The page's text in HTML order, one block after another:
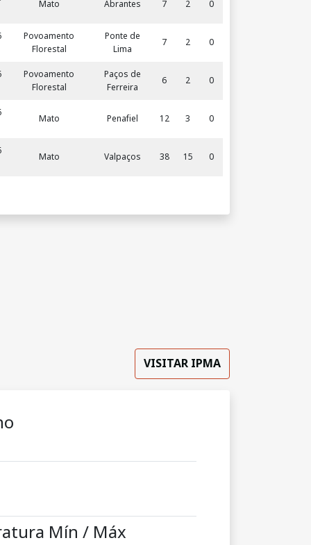
IS
c
a
SA
R
IS
T
O
D
O
S
R
Mato Abrantes 7 2 0
Povoamento
Florestal
Ponte de
Lima
7 2 0
Povoamento
Florestal
Paços de
Ferreira
6 2 0
Mato Penafiel 12 3 0
Mato Valpaços 38 15 0
VISITAR IPMA
Mín / Máx